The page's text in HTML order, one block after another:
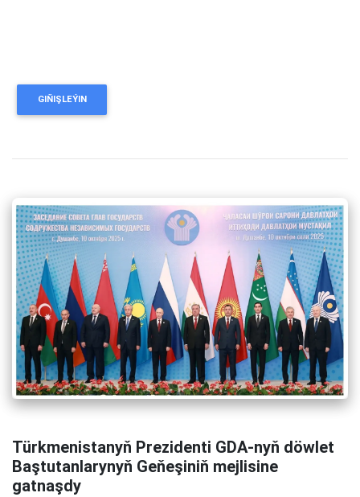
GIŇIŞLEÝIN
Türkmenistanyň Prezidenti GDA-nyň döwlet
Baştutanlarynyň Geňeşiniň mejlisine
gatnaşdy